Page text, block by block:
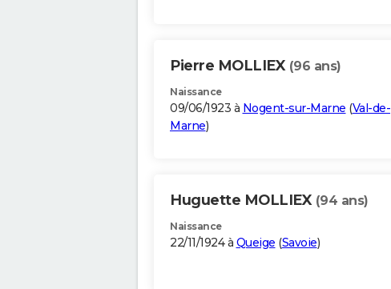
Pierre MOLLIEX (96 ans)
Naissance
09/06/1923 à Nogent-sur-Marne (Val-de-
Marne)
Huguette MOLLIEX (94 ans)
Naissance
22/11/1924 à Queige (Savoie)